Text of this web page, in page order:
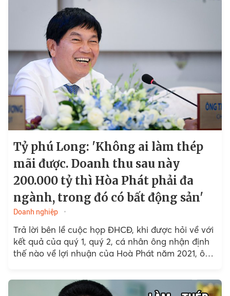
Tỷ phú Long: 'Không ai làm thép
mãi được. Doanh thu sau này
200.000 tỷ thì Hòa Phát phải đa
ngành, trong đó có bất động sản'
Doanh nghiệp
Trả lời bên lề cuộc họp ĐHCĐ, khi được hỏi về với
kết quả của quý 1, quý 2, cá nhân ông nhận định
thế nào về lợi nhuận của Hoà Phát năm 2021, ông